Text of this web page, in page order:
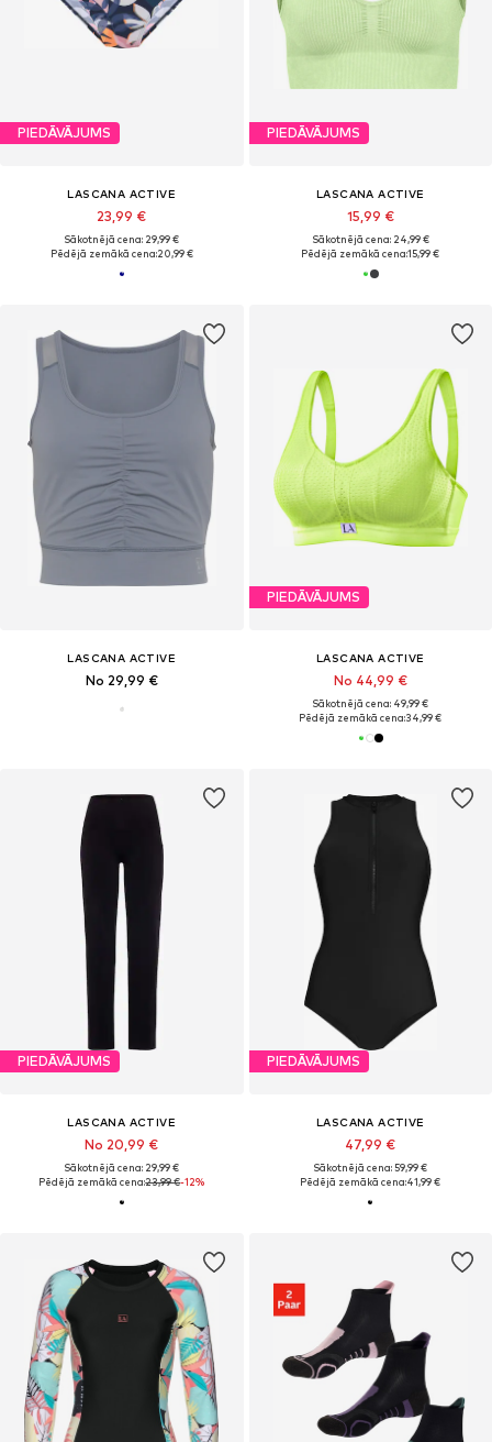
PIEDĀVĀJUMS
LASCANA ACTIVE
23,99 €
Sākotnējā cena: 29,99 €
Pēdējā zemākā cena:20,99 €
PIEDĀVĀJUMS
LASCANA ACTIVE
15,99 €
Sākotnējā cena: 24,99 €
Pēdējā zemākā cena:15,99 €
LASCANA ACTIVE
No 29,99 €
PIEDĀVĀJUMS
LASCANA ACTIVE
No 44,99 €
Sākotnējā cena: 49,99 €
Pēdējā zemākā cena:34,99 €
PIEDĀVĀJUMS
LASCANA ACTIVE
No 20,99 €
Sākotnējā cena: 29,99 €
Pēdējā zemākā cena:23,99 €-12%
PIEDĀVĀJUMS
LASCANA ACTIVE
47,99 €
Sākotnējā cena: 59,99 €
Pēdējā zemākā cena:41,99 €